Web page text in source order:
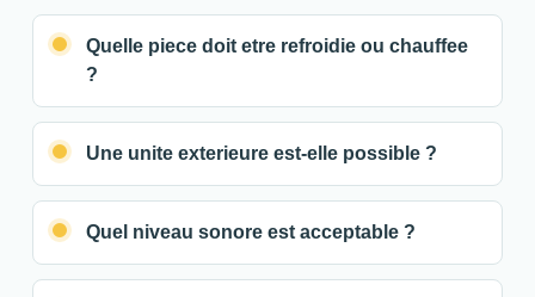
Quelle piece doit etre refroidie ou chauffee
?
Une unite exterieure est-elle possible ?
Quel niveau sonore est acceptable ?